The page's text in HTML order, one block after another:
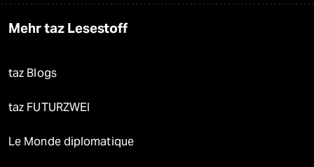
Mehr taz Lesestoff
taz Blogs
taz FUTURZWEI
Le Monde diplomatique